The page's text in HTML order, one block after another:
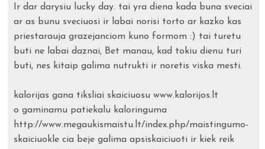
Ir dar darysiu lucky day. tai yra diena kada buna sveciai
ar as bunu sveciuosi ir labai norisi torto ar kazko kas
priestarauja grazejanciom kuno formom :) tai turetu
buti ne labai daznai, Bet manau, kad tokiu dienu turi
buti, nes kitaip galima nutrukti ir noretis viska mesti.
kalorijas gana tiksliai skaiciuosu www.kalorijos.lt
o gaminamu patiekalu kaloringuma
http://www.megaukismaistu.lt/index.php/maistingumo-
skaiciuokle cia beje galima apsiskaiciuoti ir kiek reik